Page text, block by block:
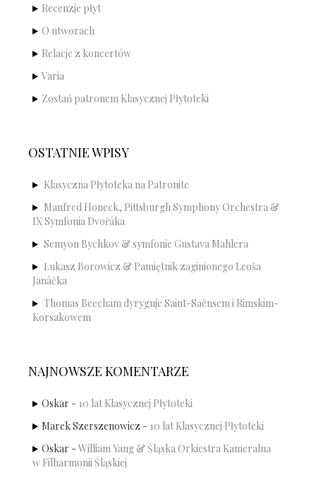
Recenzje płyt
O utworach
Relacje z koncertów
Varia
Zostań patronem Klasycznej Płytoteki
OSTATNIE WPISY
Klasyczna Płytoteka na Patronite
Manfred Honeck, Pittsburgh Symphony Orchestra &
IX Symfonia Dvořáka
Semyon Bychkov & symfonie Gustava Mahlera
Łukasz Borowicz & Pamiętnik zaginionego Leoša
Janáčka
Thomas Beecham dyryguje Saint-Saënsem i Rimskim-
Korsakowem
NAJNOWSZE KOMENTARZE
Oskar - 10 lat Klasycznej Płytoteki
Marek Szerszenowicz - 10 lat Klasycznej Płytoteki
Oskar - William Yang & Śląska Orkiestra Kameralna
w Filharmonii Śląskiej